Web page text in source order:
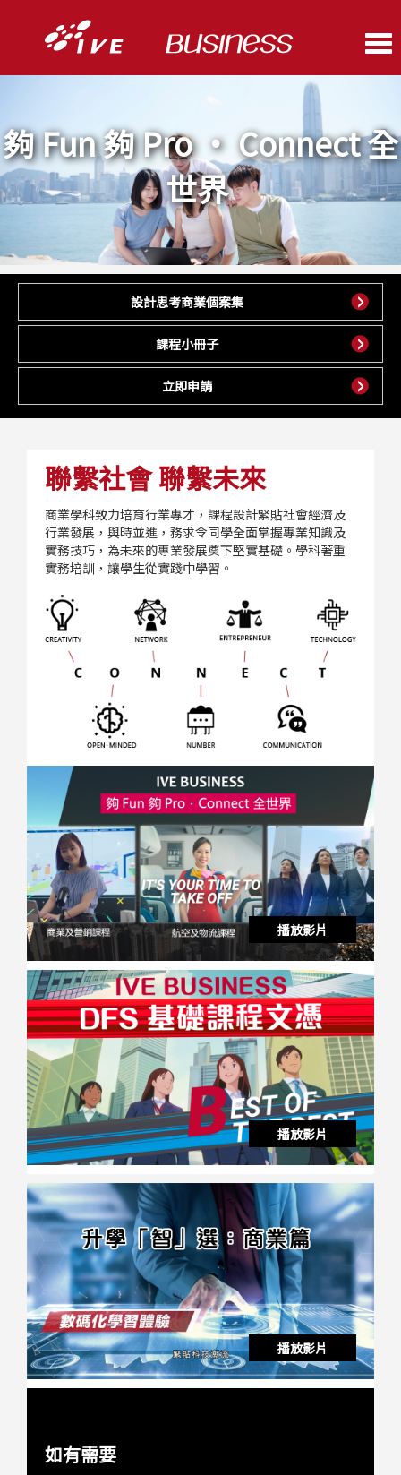
夠 Fun 夠 Pro • Connect 全
世界
設計思考商業個案集
課程小冊子
立即申請
聯繫社會 聯繫未來
商業學科致力培育行業專才，課程設計緊貼社會經濟及
行業發展，與時並進，務求令同學全面掌握專業知識及
實務技巧，為未來的專業發展奠下堅實基礎。學科著重
實務培訓，讓學生從實踐中學習。
播放影片
播放影片
播放影片
如有需要